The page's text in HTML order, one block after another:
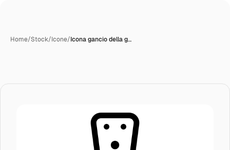
Home/Stock/Icone/Icona gancio della g…